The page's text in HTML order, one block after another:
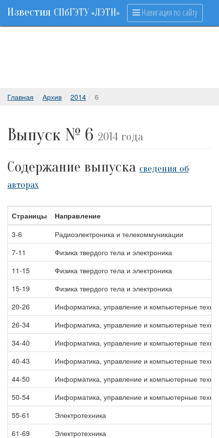
Известия СПбГЭТУ «ЛЭТИ» Навигация по сайту
Главная Архив 2014 6
Выпуск № 6 2014 года
Содержание выпуска сведения об
авторах
Страницы
Направление
3-6
Радиоэлектроника и телекоммуникации
7-11
Физика твердого тела и электроника
11-15
Физика твердого тела и электроника
15-19
Физика твердого тела и электроника
20-26
Информатика, управление и компьютерные
26-34
Информатика, управление и компьютерные
34-40
Информатика, управление и компьютерные
40-43
Информатика, управление и компьютерные
44-50
Информатика, управление и компьютерные
50-54
Информатика, управление и компьютерные
55-61
Электротехника
61-69
Электротехника